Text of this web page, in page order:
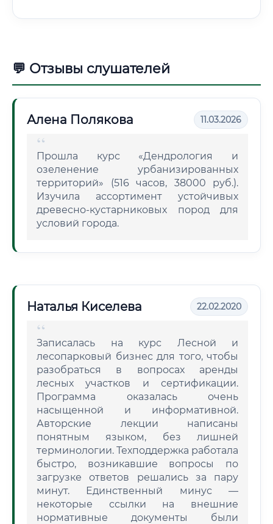
💬 Отзывы слушателей
Алена Полякова 11.03.2026
Прошла курс «Дендрология и
озеленение урбанизированных
территорий» (516 часов, 38000 руб.).
Изучила ассортимент устойчивых
древесно-кустарниковых пород для
условий города.
Наталья Киселева 22.02.2020
Записалась на курс Лесной и
лесопарковый бизнес для того, чтобы
разобраться в вопросах аренды
лесных участков и сертификации.
Программа оказалась очень
насыщенной и информативной.
Авторские лекции написаны
понятным языком, без лишней
терминологии. Техподдержка работала
быстро, возникавшие вопросы по
загрузке ответов решались за пару
минут. Единственный минус —
некоторые ссылки на внешние
нормативные документы были